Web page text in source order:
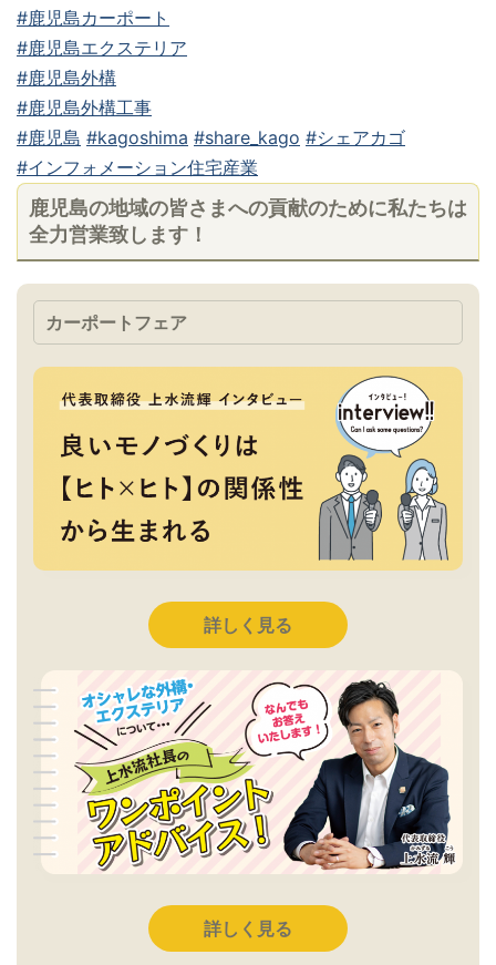
#鹿児島カーポート
#鹿児島エクステリア
#鹿児島外構
#鹿児島外構工事
#鹿児島 #kagoshima #share_kago #シェアカゴ
#インフォメーション住宅産業
鹿児島の地域の皆さまへの貢献のために私たちは
全力営業致します！
カーポートフェア
詳しく見る
詳しく見る